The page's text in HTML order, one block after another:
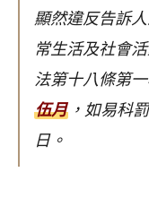
顯然違反告訴
常生活及社會
法第十八條第
伍月 ，如易科
日。